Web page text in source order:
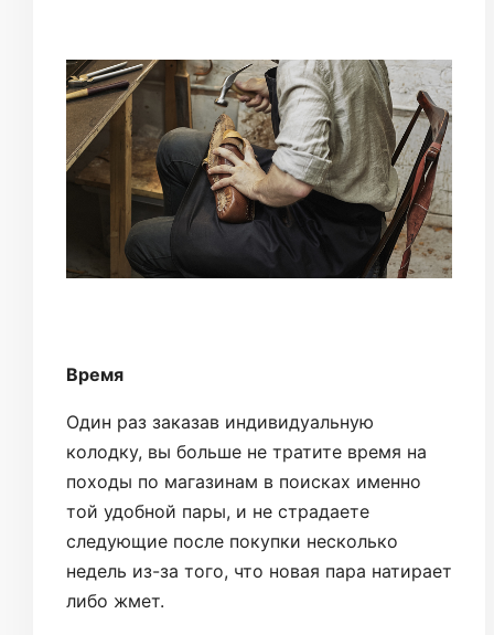
Время
Один раз заказав индивидуальную
колодку, вы больше не тратите время на
походы по магазинам в поисках именно
той удобной пары, и не страдаете
следующие после покупки несколько
недель из-за того, что новая пара натирает
либо жмет.